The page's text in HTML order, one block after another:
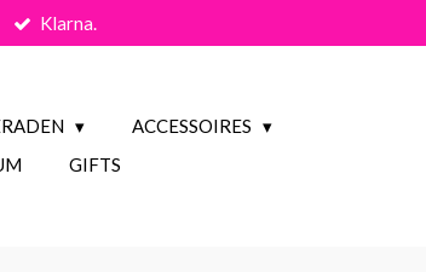
Klarna.
ACCESSOIRES
GIFTS